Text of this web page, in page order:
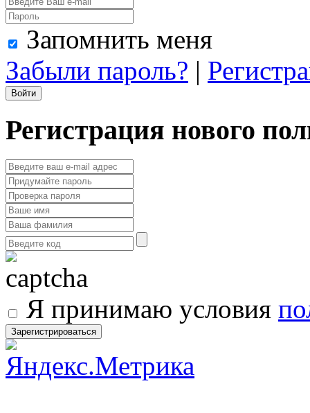
Запомнить меня
Забыли пароль? |
Регистрация нового
Я принимаю условия